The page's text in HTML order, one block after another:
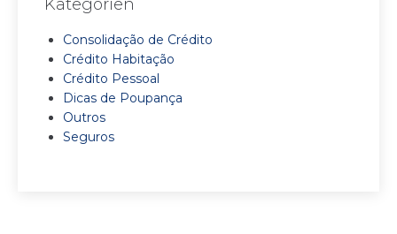
Kategorien
Consolidação de Crédito
Crédito Habitação
Crédito Pessoal
Dicas de Poupança
Outros
Seguros